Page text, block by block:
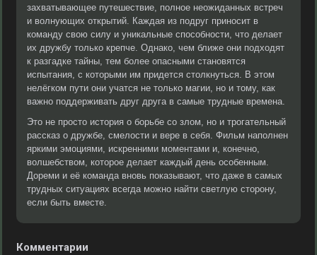
захватывающее путешествие, полное неожиданных встреч
и волнующих открытий. Каждая из подруг приносит в
команду свою силу и уникальные способности, что делает
их дружбу только крепче. Однако, чем ближе они подходят
к разгадке тайны, тем более опасными становятся
испытания, с которыми им придется столкнуться. В этом
нелёгком пути они учатся не только магии, но и тому, как
важно поддерживать друг друга в самые трудные времена.
Это не просто история о борьбе со злом, но и трогательный
рассказ о дружбе, смелости и вере в себя. Фильм наполнен
яркими эмоциями, искренними моментами и, конечно,
волшебством, которое делает каждый день особенным.
Дореми и её команда вновь показывают, что даже в самых
трудных ситуациях всегда можно найти светлую сторону,
если быть вместе.
Комментарии